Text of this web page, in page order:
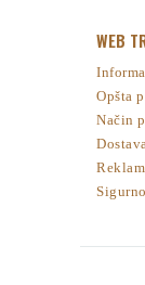
WEB
Opšta
Način